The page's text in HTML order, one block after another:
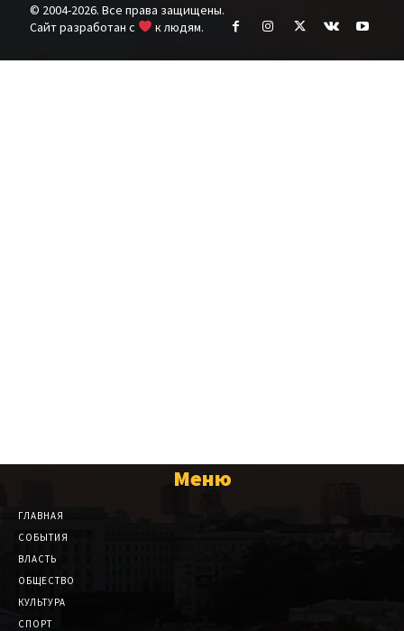
© 2004-2026. Все права защищены.
Cайт разработан с
к людям.
Меню
ГЛАВНАЯ
СОБЫТИЯ
ВЛАСТЬ
ОБЩЕСТВО
КУЛЬТУРА
СПОРТ